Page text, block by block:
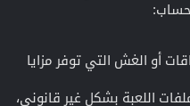
أو الغش التي توفر مزايا
اللعبة بشكل غير قانوني،